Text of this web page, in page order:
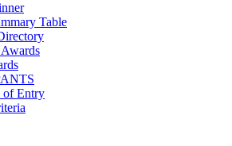
Table
of Entry